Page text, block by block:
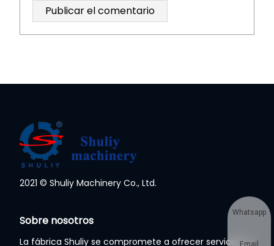
2021 © Shuliy Machinery Co., Ltd.
Sobre nosotros
La fábrica Shuliy se compromete a ofrecer servicios a
Whatsapp
Email